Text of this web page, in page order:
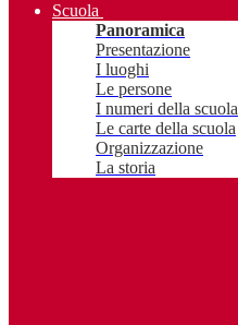
Scuola
Panoramica
Presentazione
I luoghi
Le persone
I numeri della scuola
Le carte della scuola
Organizzazione
La storia